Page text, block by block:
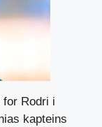
for Rodri i
kapteins